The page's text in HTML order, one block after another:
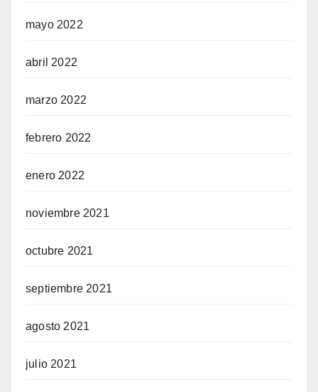
mayo 2022
abril 2022
marzo 2022
febrero 2022
enero 2022
noviembre 2021
octubre 2021
septiembre 2021
agosto 2021
julio 2021